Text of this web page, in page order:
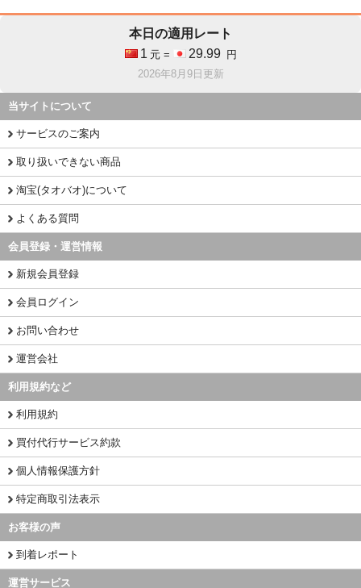
本日の適用レート
1 元 = 29.99
円
2026年8月9日更新
当サイトについて
サービスのご案内
取り扱いできない商品
淘宝(タオバオ)について
よくある質問
会員登録・運営情報
新規会員登録
会員ログイン
お問い合わせ
運営会社
利用規約など
利用規約
買付代行サービス約款
個人情報保護方針
特定商取引法表示
お客様の声
到着レポート
運営サービス